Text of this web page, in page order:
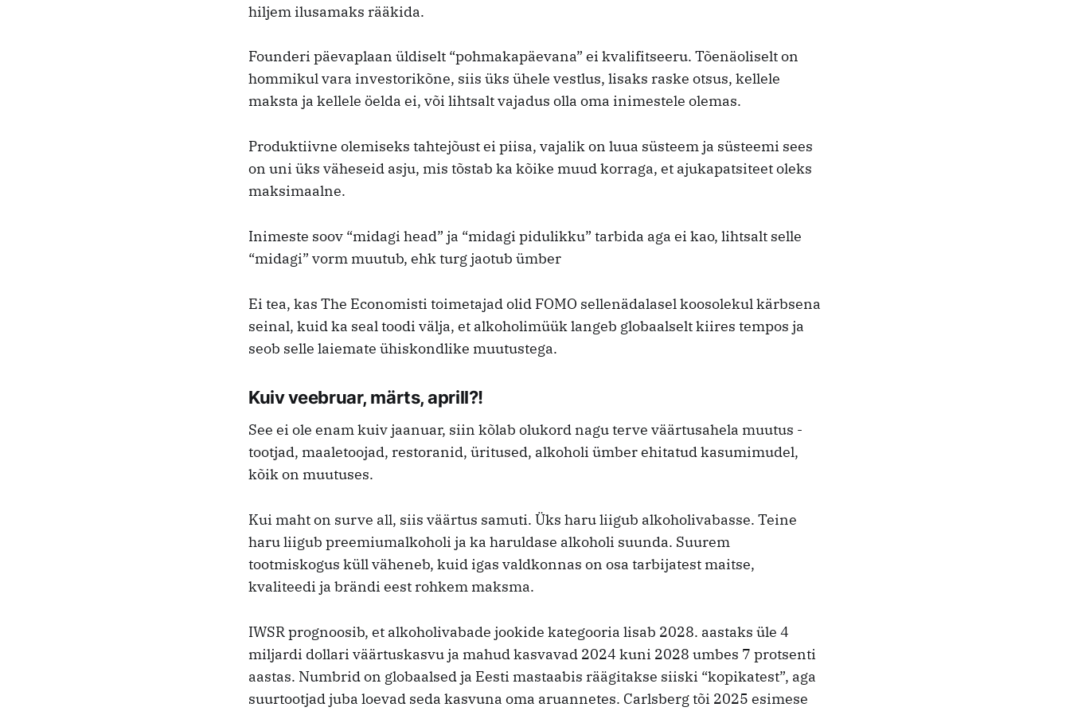
hiljem ilusamaks rääkida.
Founderi päevaplaan üldiselt “pohmakapäevana” ei kvalifitseeru. Tõenäoliselt on
hommikul vara investorikõne, siis üks ühele vestlus, lisaks raske otsus, kellele
maksta ja kellele öelda ei, või lihtsalt vajadus olla oma inimestele olemas.
Produktiivne olemiseks tahtejõust ei piisa, vajalik on luua süsteem ja süsteemi sees
on uni üks väheseid asju, mis tõstab ka kõike muud korraga, et ajukapatsiteet oleks
maksimaalne.
Inimeste soov “midagi head” ja “midagi pidulikku” tarbida aga ei kao, lihtsalt selle
“midagi” vorm muutub, ehk turg jaotub ümber
Ei tea, kas The Economisti toimetajad olid FOMO sellenädalasel koosolekul kärbsena
seinal, kuid ka seal toodi välja, et alkoholimüük langeb globaalselt kiires tempos ja
seob selle laiemate ühiskondlike muutustega.
Kuiv veebruar, märts, aprill?!
See ei ole enam kuiv jaanuar, siin kõlab olukord nagu terve väärtusahela muutus -
tootjad, maaletoojad, restoranid, üritused, alkoholi ümber ehitatud kasumimudel,
kõik on muutuses.
Kui maht on surve all, siis väärtus samuti. Üks haru liigub alkoholivabasse. Teine
haru liigub preemiumalkoholi ja ka haruldase alkoholi suunda. Suurem
tootmiskogus küll väheneb, kuid igas valdkonnas on osa tarbijatest maitse,
kvaliteedi ja brändi eest rohkem maksma.
IWSR prognoosib, et alkoholivabade jookide kategooria lisab 2028. aastaks üle 4
miljardi dollari väärtuskasvu ja mahud kasvavad 2024 kuni 2028 umbes 7 protsenti
aastas. Numbrid on globaalsed ja Eesti mastaabis räägitakse siiski “kopikatest”, aga
suurtootjad juba loevad seda kasvuna oma aruannetes. Carlsberg tõi 2025 esimese